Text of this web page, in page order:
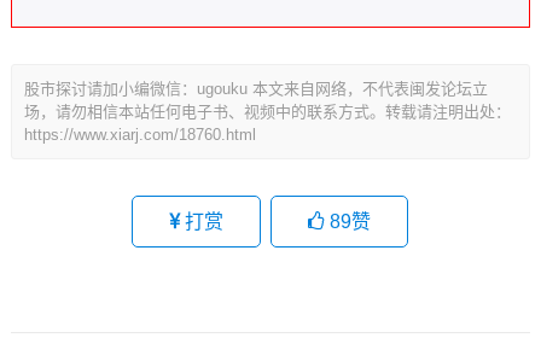
股市探讨请加小编微信：ugouku 本文来自网络，不代表闽发论坛立
场，请勿相信本站任何电子书、视频中的联系方式。转载请注明出处：
https://www.xiarj.com/18760.html
打赏 89赞